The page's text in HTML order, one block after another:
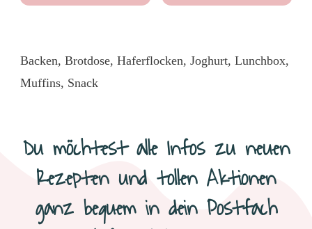
Backen, Brotdose, Haferflocken, Joghurt, Lunchbox,
Muffins, Snack
Du möchtest alle Infos zu neuen
Rezepten und tollen Aktionen
ganz bequem in dein Postfach